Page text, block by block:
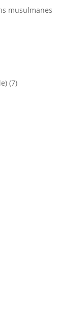
musulmanes
(7)